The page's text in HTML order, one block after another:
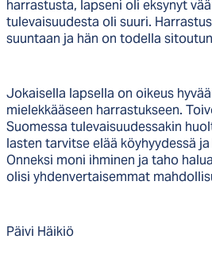
harrastusta, lapseni oli eksynyt
tulevaisuudesta oli suuri.
suuntaan ja hän on todella
Jokaisella lapsella on oikeus
mielekkääseen harrastukseen.
Suomessa tulevaisuudessakin
lasten tarvitse elää köyhyydessä
Onneksi moni ihminen ja taho
olisi yhdenvertaisemmat
Päivi Häikiö